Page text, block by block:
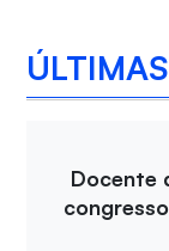
Docente